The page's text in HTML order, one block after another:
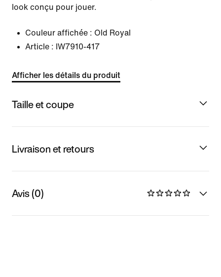
look conçu pour jouer.
Couleur affichée : Old Royal
Article : IW7910-417
Afficher les détails du produit
Taille et coupe
Livraison et retours
Avis (0)